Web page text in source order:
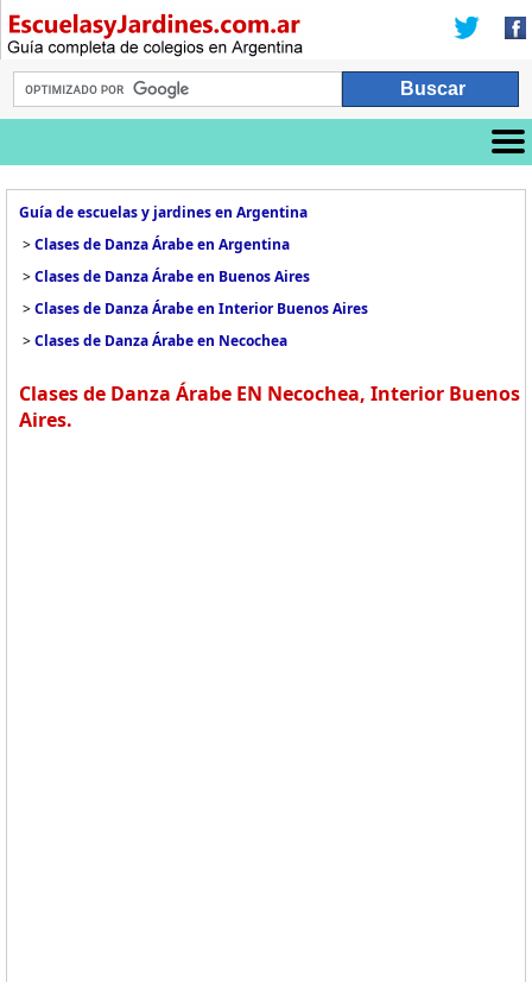
Guía de escuelas y jardines en Argentina
>Clases de Danza Árabe en Argentina
>Clases de Danza Árabe en Buenos Aires
>Clases de Danza Árabe en Interior Buenos Aires
>Clases de Danza Árabe en Necochea
Clases de Danza Árabe EN Necochea, Interior Buenos
Aires.